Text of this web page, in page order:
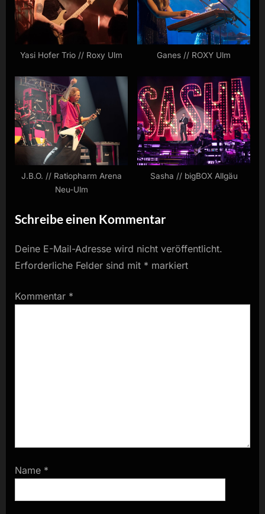
Yasi Hofer Trio // Roxy Ulm Ganes // ROXY Ulm
J.B.O. // Ratiopharm Arena
Neu-Ulm
Sasha // bigBOX Allgäu
Schreibe einen Kommentar
Deine E-Mail-Adresse wird nicht veröffentlicht.
Erforderliche Felder sind mit * markiert
Kommentar *
Name *